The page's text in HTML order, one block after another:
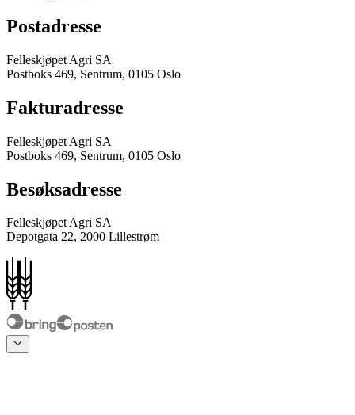
Postadresse
Felleskjøpet Agri SA
Postboks 469, Sentrum, 0105 Oslo
Fakturadresse
Felleskjøpet Agri SA
Postboks 469, Sentrum, 0105 Oslo
Besøksadresse
Felleskjøpet Agri SA
Depotgata 22, 2000 Lillestrøm